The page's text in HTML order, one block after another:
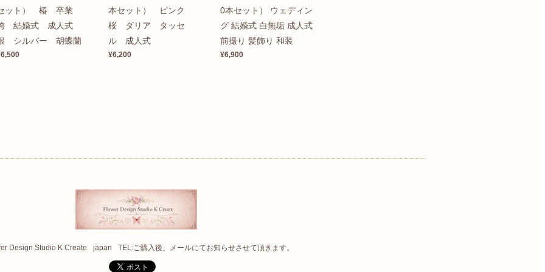
ット） 椿 卒業
結婚式 成人式
シルバー 胡蝶蘭
本セット） ピンク
桜 ダリア タッセ
ル 成人式
¥6,200
0本セット） ウェディン
グ 結婚式 白無垢 成人式
前撮り 髪飾り 和装
¥6,900
Design Studio K Create japan TEL:ご購入後、メールにてお知らせさせて頂きます。